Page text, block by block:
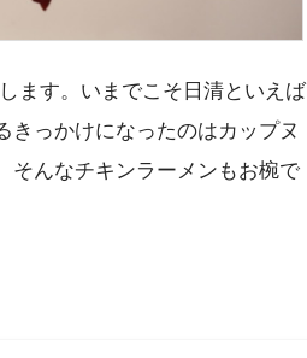
ます。いまでこそ日清といえば
きっかけになったのはカップヌ
そんなチキンラーメンもお椀で